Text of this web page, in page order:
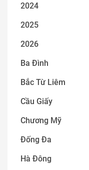
2024
2025
2026
Ba Đình
Bắc Từ Liêm
Cầu Giấy
Chương Mỹ
Đống Đa
Hà Đông